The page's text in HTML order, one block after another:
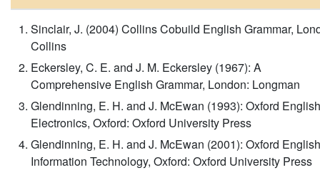
Sinclair, J. (2004) Collins Cobuild English Grammar,
Collins
Eckersley, C. E. and J. M. Eckersley (1967): A
Comprehensive English Grammar, London: Longman
Glendinning, E. H. and J. McEwan (1993): Oxford
Electronics, Oxford: Oxford University Press
Glendinning, E. H. and J. McEwan (2001): Oxford
Information Technology, Oxford: Oxford University Press